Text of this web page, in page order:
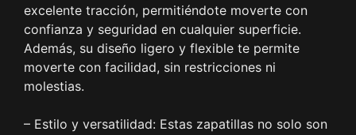
excelente tracción, permitiéndote moverte con
confianza y seguridad en cualquier superficie.
Además, su diseño ligero y flexible te permite
moverte con facilidad, sin restricciones ni
molestias.
– Estilo y versatilidad: Estas zapatillas no solo son